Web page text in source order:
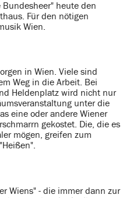
heute den
Für den nötigen
Wien.
in Wien. Viele sind
Weg in die Arbeit. Bei
Heldenplatz wird nicht nur
unter die
eine oder andere Wiener
gekostet. Die, die es
mögen, greifen zum
Wiens" - die immer dann zur